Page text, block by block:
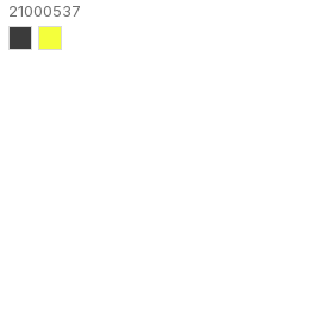
21000537